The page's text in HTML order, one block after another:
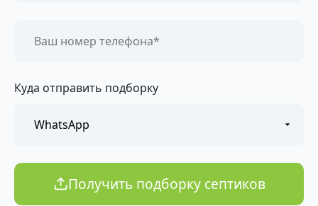
Куда отправить подборку
Получить подборку септиков